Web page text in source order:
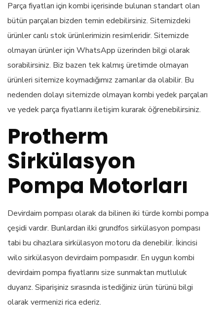
Parça fiyatları için kombi içerisinde bulunan standart olan
bütün parçaları bizden temin edebilirsiniz. Sitemizdeki
ürünler canlı stok ürünlerimizin resimleridir. Sitemizde
olmayan ürünler için WhatsApp üzerinden bilgi olarak
sorabilirsiniz. Biz bazen tek kalmış üretimde olmayan
ürünleri sitemize koymadığımız zamanlar da olabilir. Bu
nedenden dolayı sitemizde olmayan kombi yedek parçaları
ve yedek parça fiyatlarını iletişim kurarak öğrenebilirsiniz.
Protherm
Sirkülasyon
Pompa Motorları
Devirdaim pompası olarak da bilinen iki türde kombi pompa
çeşidi vardır. Bunlardan ilki grundfos sirkülasyon pompası
tabi bu cihazlara sirkülasyon motoru da denebilir. İkincisi
wilo sirkülasyon devirdaim pompasıdır. En uygun kombi
devirdaim pompa fiyatlarını size sunmaktan mutluluk
duyarız. Siparişiniz sırasında istediğiniz ürün türünü bilgi
olarak vermenizi rica ederiz.